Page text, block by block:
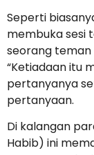
Seperti
membuka sesi
seorang
“Ketiadaan itu
pertanyanya
pertanyaan.
Di kalangan
Habib) ini